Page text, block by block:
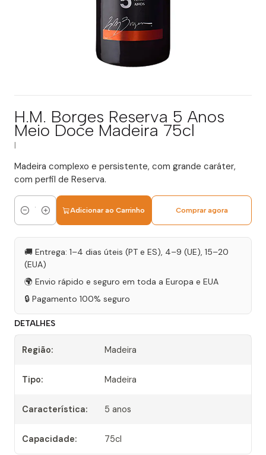
H.M. Borges Reserva 5 Anos
Meio Doce Madeira 75cl
Madeira complexo e persistente, com grande caráter,
com perfil de Reserva.
Quantidade
Adicionar ao Carrinho Comprar agora
🚚 Entrega: 1–4 dias úteis (PT e ES), 4–9 (UE), 15–20
(EUA)
🌍 Envio rápido e seguro em toda a Europa e EUA
🔒 Pagamento 100% seguro
DETALHES
Região: Madeira
Tipo: Madeira
Característica: 5 anos
Capacidade: 75cl